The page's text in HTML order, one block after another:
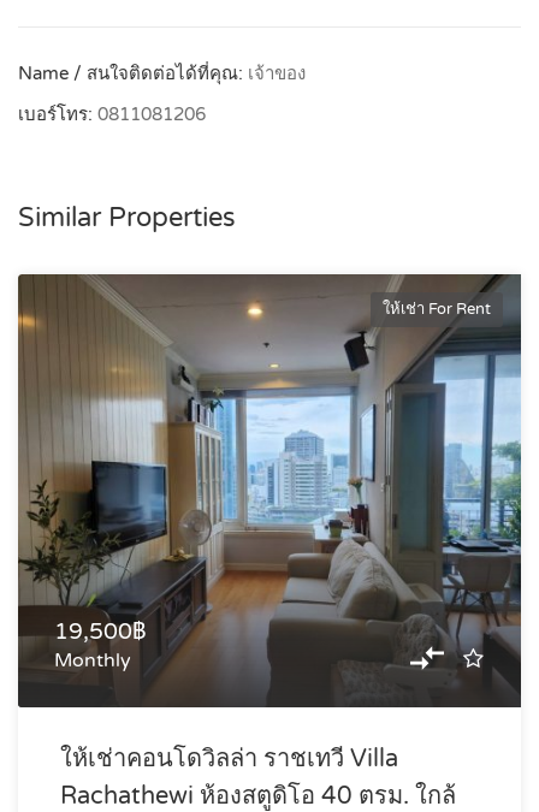
Name / สนใจติดต่อได้ที่คุณ: เจ้าของ
เบอร์โทร: 0811081206
Similar Properties
ให้เช่า For Rent
19,500฿
Monthly
ให้เช่าคอนโดวิลล่า ราชเทวี Villa
Rachathewi ห้องสตูดิโอ 40 ตรม. ใกล้